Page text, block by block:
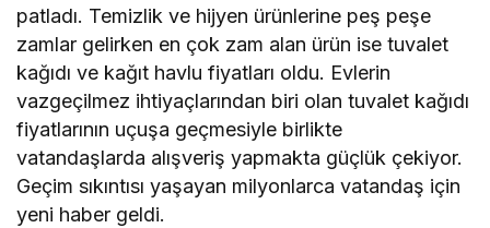
patladı. Temizlik ve hijyen ürünlerine peş peşe
zamlar gelirken en çok zam alan ürün ise tuvalet
kağıdı ve kağıt havlu fiyatları oldu. Evlerin
vazgeçilmez ihtiyaçlarından biri olan tuvalet kağıdı
fiyatlarının uçuşa geçmesiyle birlikte
vatandaşlarda alışveriş yapmakta güçlük çekiyor.
Geçim sıkıntısı yaşayan milyonlarca vatandaş için
yeni haber geldi.